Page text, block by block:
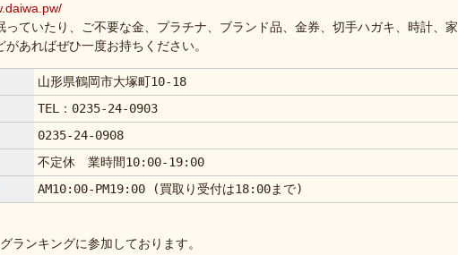
っていたり、ご不要な金、プラチナ、ブランド品、金券、切手ハガキ、時計、家
があればぜひ一度お持ちください。
山形県鶴岡市大塚町10-18
TEL：0235-24-0903
0235-24-0908
不定休 業時間10:00-19:00
AM10:00-PM19:00 (買取り受付は18:00まで)
ランキングに参加しております。